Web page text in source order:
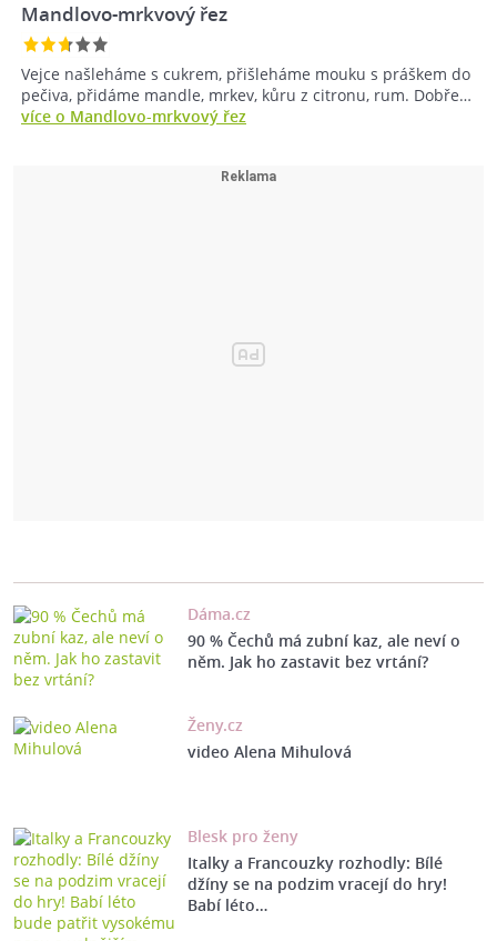
Mandlovo-mrkvový řez
Vejce našleháme s cukrem, přišleháme mouku s práškem do
pečiva, přidáme mandle, mrkev, kůru z citronu, rum. Dobře…
více o Mandlovo-mrkvový řez
Dáma.cz
90 % Čechů má zubní kaz, ale neví o
něm. Jak ho zastavit bez vrtání?
Ženy.cz
video Alena Mihulová
Blesk pro ženy
Italky a Francouzky rozhodly: Bílé
džíny se na podzim vracejí do hry!
Babí léto…